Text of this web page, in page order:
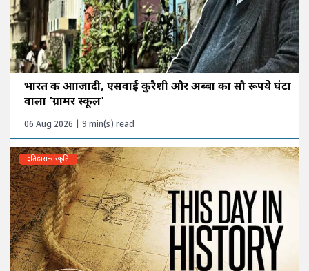
भारत की आाजादी, एसवाई कुरैशी और अब्बा का सौ रूपये घंटा
वाला ‘ग्रामर स्कूल'
06 Aug 2026 | 9 min(s) read
इतिहास-संस्कृति